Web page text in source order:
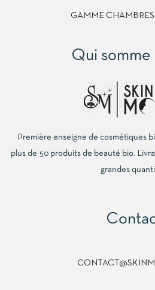
GAMME CHAMBRES
Qui somme
Première enseigne de cosmétiques
plus de 50 produits de beauté bio.
grandes